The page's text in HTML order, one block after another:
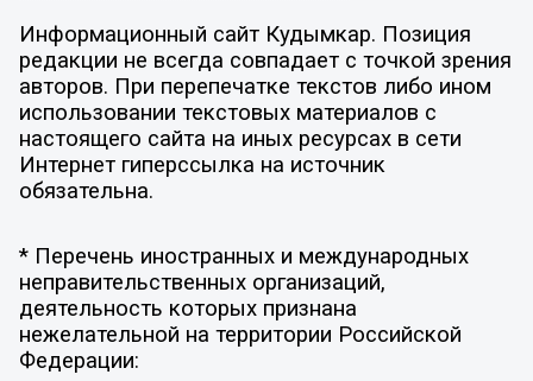
Информационный сайт Кудымкар. Позиция
редакции не всегда совпадает с точкой зрения
авторов. При перепечатке текстов либо ином
использовании текстовых материалов с
настоящего сайта на иных ресурсах в сети
Интернет гиперссылка на источник
обязательна.
* Перечень иностранных и международных
неправительственных организаций,
деятельность которых признана
нежелательной на территории Российской
Федерации: